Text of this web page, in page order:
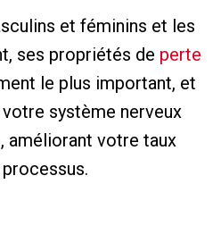
et féminins et les
ses propriétés de perte
le plus important, et
système nerveux
améliorant votre taux